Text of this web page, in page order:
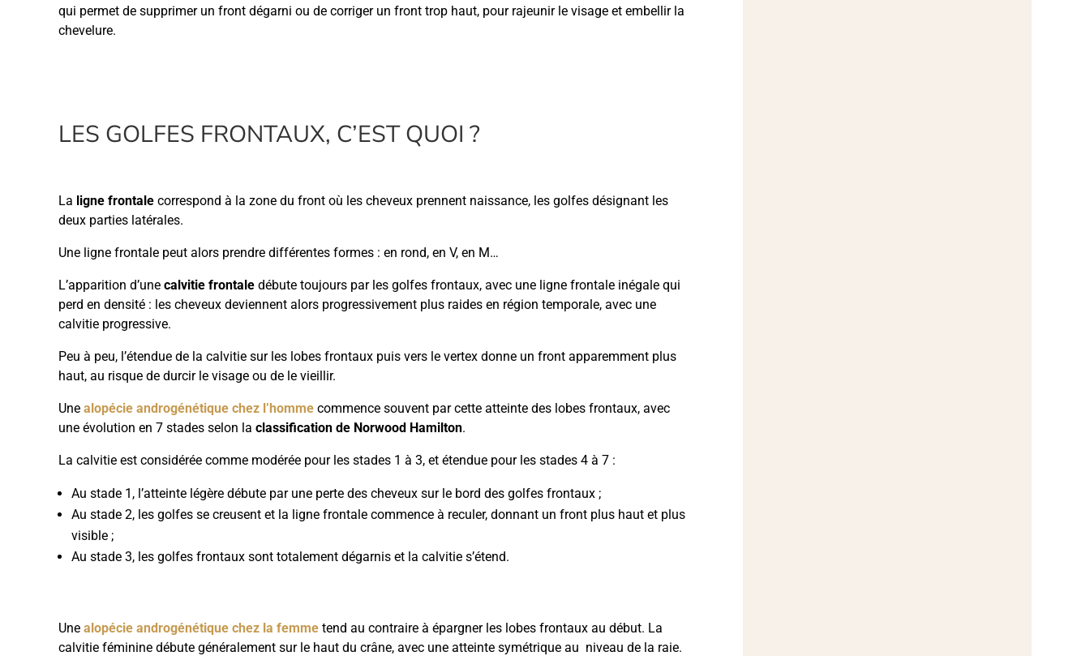
qui permet de supprimer un front dégarni ou de corriger un front trop haut, pour rajeunir le visage et embellir la
chevelure.
LES GOLFES FRONTAUX, C’EST QUOI ?
La ligne frontale correspond à la zone du front où les cheveux prennent naissance, les golfes désignant les
deux parties latérales.
Une ligne frontale peut alors prendre différentes formes : en rond, en V, en M…
L’apparition d’une calvitie frontale débute toujours par les golfes frontaux, avec une ligne frontale inégale qui
perd en densité : les cheveux deviennent alors progressivement plus raides en région temporale, avec une
calvitie progressive.
Peu à peu, l’étendue de la calvitie sur les lobes frontaux puis vers le vertex donne un front apparemment plus
haut, au risque de durcir le visage ou de le vieillir.
Une alopécie androgénétique chez l’homme commence souvent par cette atteinte des lobes frontaux, avec
une évolution en 7 stades selon la classification de Norwood Hamilton.
La calvitie est considérée comme modérée pour les stades 1 à 3, et étendue pour les stades 4 à 7 :
Au stade 1, l’atteinte légère débute par une perte des cheveux sur le bord des golfes frontaux ;
Au stade 2, les golfes se creusent et la ligne frontale commence à reculer, donnant un front plus haut et plus
visible ;
Au stade 3, les golfes frontaux sont totalement dégarnis et la calvitie s’étend.
Une alopécie androgénétique chez la femme tend au contraire à épargner les lobes frontaux au début. La
calvitie féminine débute généralement sur le haut du crâne, avec une atteinte symétrique au niveau de la raie.